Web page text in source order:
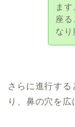
ま
座
なり
さらに進行す
り、鼻の穴を広